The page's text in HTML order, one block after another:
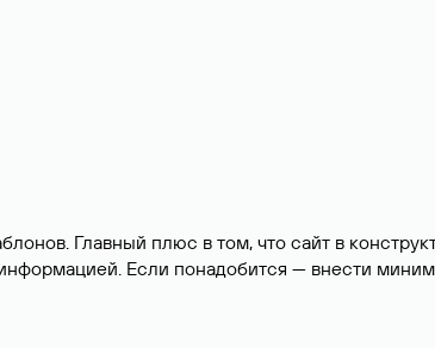
Главный плюс в том, что сайт в
Если понадобится — внести